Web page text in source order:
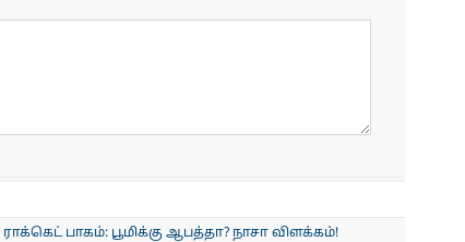
பாகம்: பூமிக்கு ஆபத்தா? நாசா விளக்கம்!